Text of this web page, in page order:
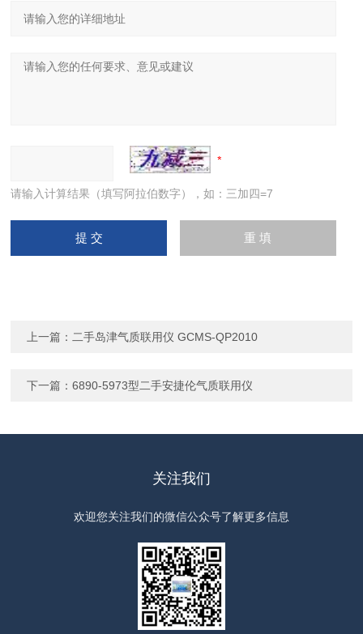
请输入计算结果（填写阿拉伯数字），如：三加四=7
上一篇： 二手岛津气质联用仪 GCMS-QP2010
下一篇：6890-5973型二手安捷伦气质联用仪
关注我们
欢迎您关注我们的微信公众号了解更多信息